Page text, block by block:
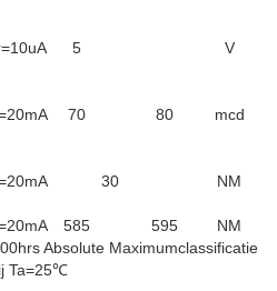
5 V
70 80 mcd
30 NM
585 595
NM
Absolute Maximumclassificatie
Ta=25℃